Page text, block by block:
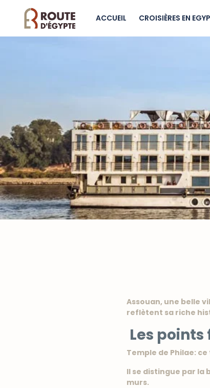
ACCUEIL CROISIÈRES EN
Assouan, une belle
reflètent sa riche
Les
Temple de Philae:
Il se distingue par la
murs.